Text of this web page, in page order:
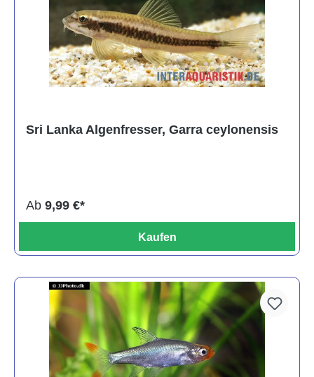
Sri Lanka Algenfresser, Garra ceylonensis
Ab 9,99 €*
Kaufen